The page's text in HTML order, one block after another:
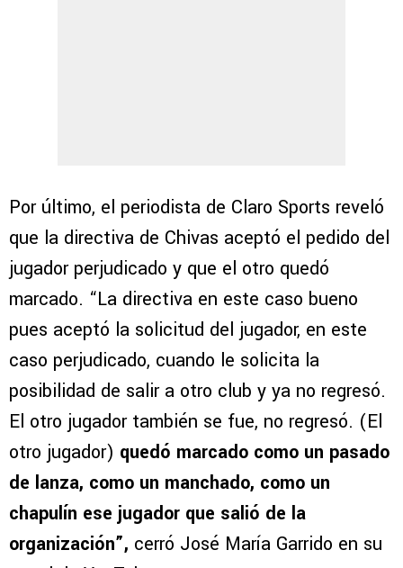
Por último, el periodista de Claro Sports reveló
que la directiva de Chivas aceptó el pedido del
jugador perjudicado y que el otro quedó
marcado. “La directiva en este caso bueno
pues aceptó la solicitud del jugador, en este
caso perjudicado, cuando le solicita la
posibilidad de salir a otro club y ya no regresó.
El otro jugador también se fue, no regresó. (El
otro jugador) quedó marcado como un pasado
de lanza, como un manchado, como un
chapulín ese jugador que salió de la
organización”, cerró José María Garrido en su